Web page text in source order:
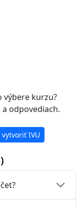
výbere kurzu?
odpovediach.
vytvoriť IVU